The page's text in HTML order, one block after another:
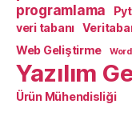
programlama
veri tabanı
Web Geliştirme
Yazılım
Ürün Mühendisliği